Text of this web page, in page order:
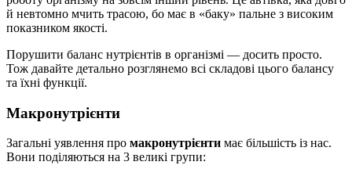
й невтомно мчить трасою, бо має в «баку» пальне з високим
показником якості.
Порушити баланс нутрієнтів в організмі — досить просто.
Тож давайте детально розглянемо всі складові цього балансу
та їхні функції.
Макронутрієнти
Загальні уявлення про макронутрієнти має більшість із нас.
Вони поділяються на 3 великі групи: